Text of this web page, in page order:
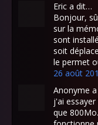
Eric a dit…
Bonjour,
sur la
sont
soit
le permet
26 août
Anonyme
j'ai essayer
que